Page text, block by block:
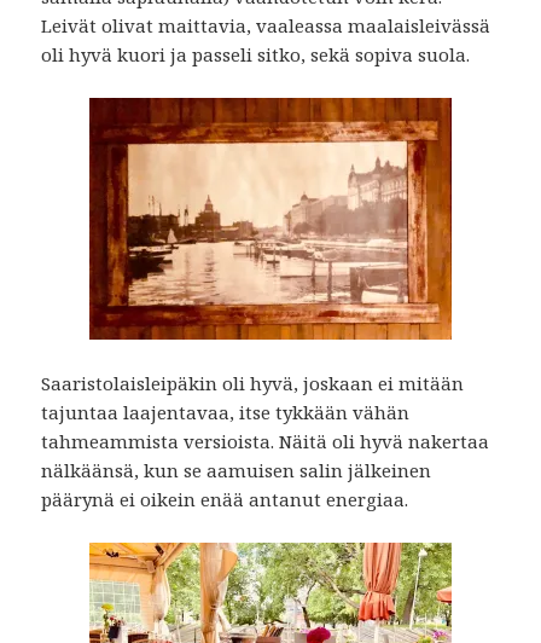
Leivät olivat maittavia, vaaleassa maalaisleivässä
oli hyvä kuori ja passeli sitko, sekä sopiva suola.
Saaristolaisleipäkin oli hyvä, joskaan ei mitään
tajuntaa laajentavaa, itse tykkään vähän
tahmeammista versioista. Näitä oli hyvä nakertaa
nälkäänsä, kun se aamuisen salin jälkeinen
päärynä ei oikein enää antanut energiaa.